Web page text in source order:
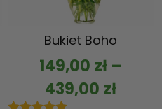
Bukiet Boho
149,00 zł –
439,00 zł